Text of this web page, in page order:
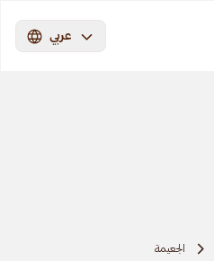
عربي
الجعيمة